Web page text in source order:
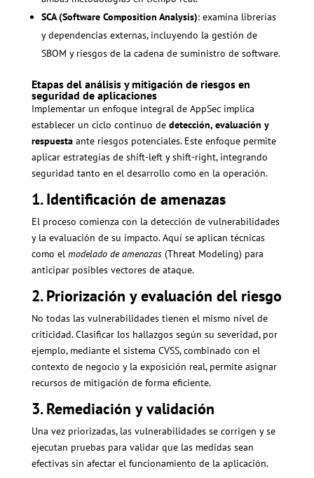
SCA (Software Composition Analysis): examina librerías
y dependencias externas, incluyendo la gestión de
SBOM y riesgos de la cadena de suministro de software.
Etapas del análisis y mitigación de riesgos en
seguridad de aplicaciones
Implementar un enfoque integral de AppSec implica
establecer un ciclo continuo de detección, evaluación y
respuestaante riesgos potenciales. Este enfoque permite
aplicar estrategias de shift-left y shift-right, integrando
seguridad tanto en el desarrollo como en la operación.
1. Identificación de amenazas
El proceso comienza con la detección de vulnerabilidades
y la evaluación de su impacto. Aquí se aplican técnicas
como el modelado de amenazas(Threat Modeling) para
anticipar posibles vectores de ataque.
2. Priorización y evaluación del riesgo
No todas las vulnerabilidades tienen el mismo nivel de
criticidad. Clasificar los hallazgos según su severidad, por
ejemplo, mediante el sistema CVSS, combinado con el
contexto de negocio y la exposición real, permite asignar
recursos de mitigación de forma eficiente.
3. Remediación y validación
Una vez priorizadas, las vulnerabilidades se corrigen y se
ejecutan pruebas para validar que las medidas sean
efectivas sin afectar el funcionamiento de la aplicación.